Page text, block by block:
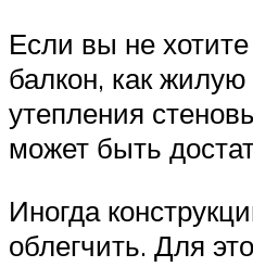
Если вы не
балкон, как жилую
утепления
может быть
Иногда
облегчить. Для